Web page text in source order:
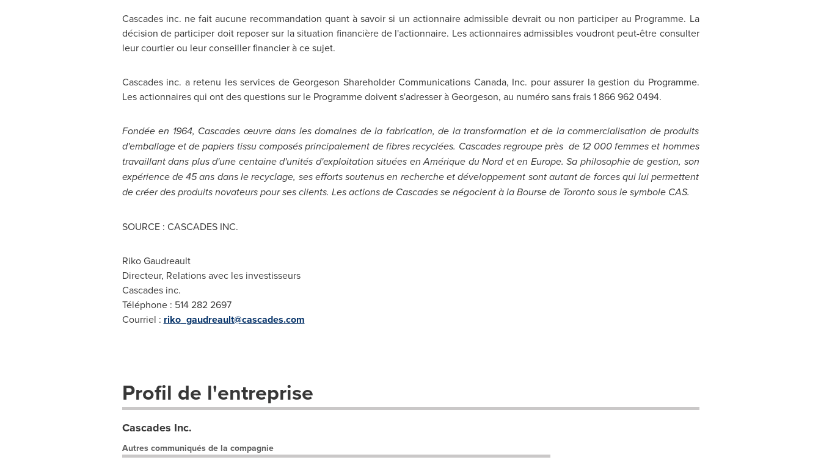
Cascades inc. ne fait aucune recommandation quant à savoir si un actionnaire admissible devrait ou non participer au Programme. La
décision de participer doit reposer sur la situation financière de l'actionnaire. Les actionnaires admissibles voudront peut-être consulter
leur courtier ou leur conseiller financier à ce sujet.
Cascades inc. a retenu les services de Georgeson Shareholder Communications Canada, Inc. pour assurer la gestion du Programme.
Les actionnaires qui ont des questions sur le Programme doivent s'adresser à Georgeson, au numéro sans frais 1 866 962 0494.
Fondée en 1964, Cascades œuvre dans les domaines de la fabrication, de la transformation et de la commercialisation de produits
d'emballage et de papiers tissu composés principalement de fibres recyclées. Cascades regroupe près de 12 000 femmes et hommes
travaillant dans plus d'une centaine d'unités d'exploitation situées en Amérique du Nord et en Europe. Sa philosophie de gestion, son
expérience de 45 ans dans le recyclage, ses efforts soutenus en recherche et développement sont autant de forces qui lui permettent
de créer des produits novateurs pour ses clients. Les actions de Cascades se négocient à la Bourse de Torontosous le symbole CAS.
SOURCE : CASCADES INC.
Riko Gaudreault
Directeur, Relations avec les investisseurs
Cascades inc.
Téléphone : 514 282 2697
Courriel : riko_gaudreault@cascades.com
Profil de l'entreprise
Cascades Inc.
Autres communiqués de la compagnie